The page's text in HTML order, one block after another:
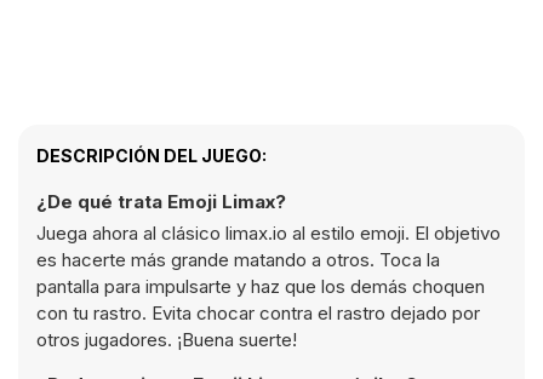
DESCRIPCIÓN DEL JUEGO:
¿De qué trata Emoji Limax?
Juega ahora al clásico limax.io al estilo emoji. El objetivo
es hacerte más grande matando a otros. Toca la
pantalla para impulsarte y haz que los demás choquen
con tu rastro. Evita chocar contra el rastro dejado por
otros jugadores. ¡Buena suerte!